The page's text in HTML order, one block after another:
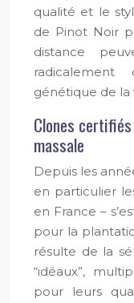
qualité et le
de Pinot Noir
distance
génétique de la
Clones certifiés
massale
Depuis les
en particulier
en France –
pour la
résulte de la
“idéaux”,
pour leurs